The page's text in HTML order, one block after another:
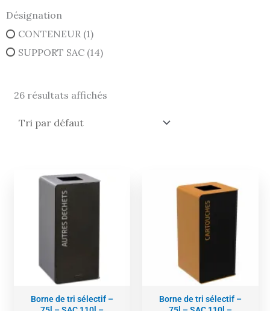
Désignation
CONTENEUR (1)
SUPPORT SAC (14)
26 résultats affichés
Borne de tri sélectif –
Borne de tri sélectif –